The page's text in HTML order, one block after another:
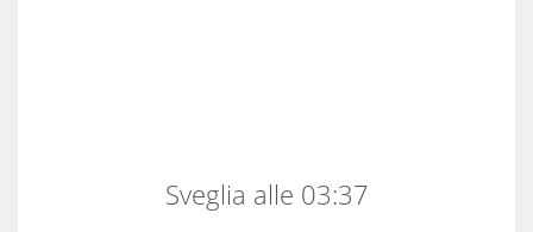
Sveglia alle 03:37